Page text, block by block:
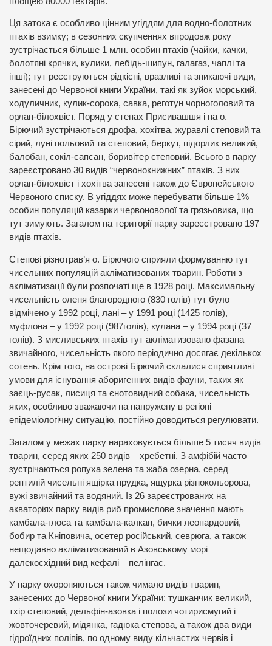
Ця затока є особливо цінним угіддям для водно-болотних
птахів взимку; в сезонних скупченнях впродовж року
зустрічається більше 1 млн. особин птахів (чайки, качки,
болотяні крячки, кулики, лебiдь-шипун, галагаз, чаплi та
iнші); тут реєструються рідкісні, вразливі та зникаючі види,
занесені до Червоної книги України, такі як зуйок морський,
ходуличник, кулик-сорока, савка, реготун чорноголовий та
орлан-білохвіст. Поряд у степах Присивашшя і на о.
Бірючий зустрічаються дрофа, хохітва, журавлі степовий та
сірий, луні польовий та степовий, беркут, підорлик великий,
балобан, сокіл-сапсан, боривітер степовий. Всього в парку
зареєстровано 30 видів “червонокнижних” птахів. З них
орлан-білохвіст і хохітва занесені також до Європейського
Червоного списку. В угіддях може перебувати більше 1%
особин популяцій казарки червоноволої та грязьовика, що
тут зимують. Загалом на території парку зареєстровано 197
видів птахів.
Степові різнотрав’я о. Бірючого сприяли формуванню тут
чисельних популяцій акліматизованих тварин. Роботи з
акліматизації були розпочаті ще в 1928 році. Максимальну
чисельність оленя благородного (830 голів) тут було
відмічено у 1992 році, лані – у 1991 році (1425 голів),
муфлона – у 1992 році (987голів), кулана – у 1994 році (37
голів). З мисливських птахів тут акліматизовано фазана
звичайного, чисельність якого періодично досягає декількох
сотень. Крім того, на острові Бірючий склалися сприятливі
умови для існування аборигенних видів фауни, таких як
заєць-русак, лисиця та єнотовидний собака, чисельність
яких, особливо зважаючи на напружену в регіоні
епідеміологічну ситуацію, постійно доводиться регулювати.
Загалом у межах парку нараховується більше 5 тисяч видів
тварин, серед яких 250 видів – хребетні. З амфібій часто
зустрічаються ропуха зелена та жаба озерна, серед
рептилій чисельні ящірка прудка, ящурка різнокольорова,
вужі звичайний та водяний. Із 26 зареєстрованих на
акваторіях парку видів риб промислове значення мають
камбала-глоса та камбала-калкан, бички леопардовий,
бобир та Кніповича, осетер російський, севрюга, а також
нещодавно акліматизований в Азовському морі
далекосхідний вид кефалі – пелінгас.
У парку охороняються також чимало видів тварин,
занесених до Червоної книги України: тушканчик великий,
тхір степовий, дельфін-азовка і полози чотирисмугий і
жовточеревий, мідянка, гадюка степова, а також два види
гідроїдних поліпів, по одному виду кільчастих червів і